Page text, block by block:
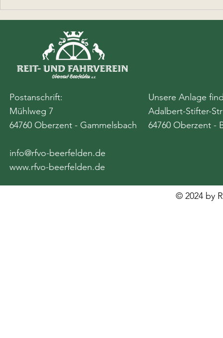
Ferienspieltag bei den
Beerfeldener Reitern
Postanschrift:
Mühlweg 7
64760 Oberzent - Gammelsbach
info@rfvo-beerfelden.de
www.rfvo-beerfelden.de
Unsere Anlage
Adalbert-Stifter-
64760 Oberzent -
© 2024 by